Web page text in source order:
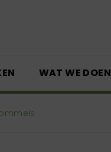
WAT WE DOEN